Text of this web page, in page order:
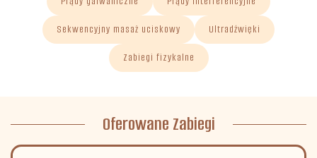
Sekwencyjny masaż uciskowy Ultradźwięki
Zabiegi fizykalne
Oferowane Zabiegi